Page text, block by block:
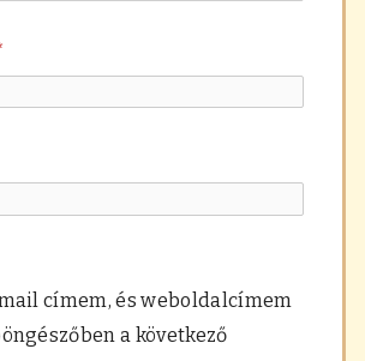
címem, és weboldalcímem
a következő